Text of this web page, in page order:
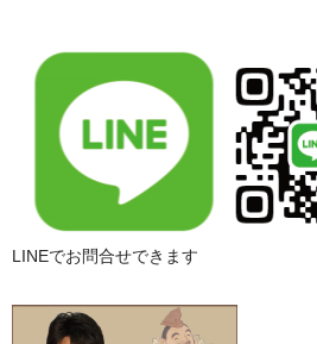
LINEでお問合せできます